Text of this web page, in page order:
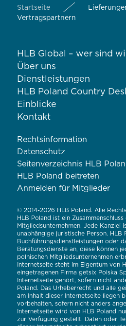
Startseite
Vertragspartnern
HLB Global – wer sind
Über uns
Dienstleistungen
HLB Poland Country
Einblicke
Kontakt
Rechtsinformation
Datenschutz
Seitenverzeichnis HLB
HLB Poland beitreten
Anmelden für Mitglieder
© 2014-2026 HLB Poland. Alle
HLB Poland ist ein
Mitgliedsunternehmen. Jede Kanzlei
unabhängige juristische Person. HLB
Buchführungsdienstleistungen oder
Beratungsdienste an, diese können
polnischen Mitgliedsunternehmen
Internetseite steht im Eigentum von
eingetragenen Firma getsix Polska
Internetseite gehört, sofern nicht
Poland. Das Urheberrecht und alle
am Inhalt dieser Internetseite liegen
vorbehalten, sofern nicht anders
Internetseite wird von HLB Poland
zur Verfügung gestellt. Daten oder